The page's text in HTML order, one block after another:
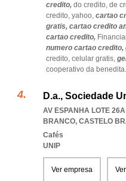
credito, do credito, de
credito, yahoo, cartao
gratis, cartao credito
cartao credito,
numero cartao credito,
credito, celular gratis,
cooperativo da benedita
D.a., Sociedade
AV ESPANHA LOTE
BRANCO, CASTELO
Cafés
UNIP
Ver empresa